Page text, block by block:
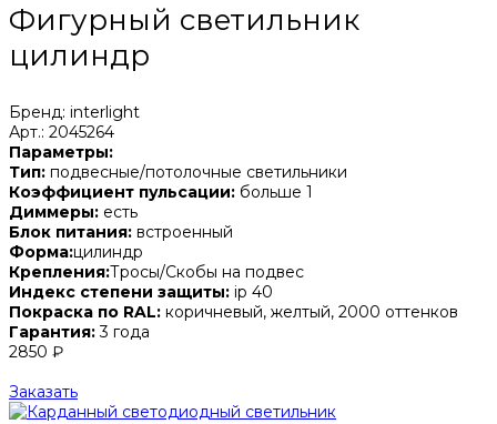
Фигурный светильник
цилиндр
Бренд: interlight
Арт.: 2045264
Параметры:
Тип: подвесные/потолочные светильники
Коэффициент пульсации: больше 1
Диммеры: есть
Блок питания: встроенный
Форма:цилиндр
Крепления:Тросы/Скобы на подвес
Индекс степени защиты: ip 40
Покраска по RAL: коричневый, желтый, 2000 оттенков
Гарантия:3 года
2850 ₽
Заказать